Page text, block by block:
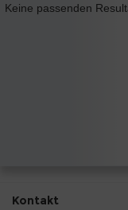
Keine passenden
Kontakt